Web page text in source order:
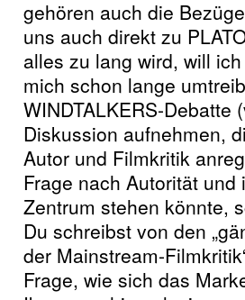
gehören auch die
uns auch direkt zu
alles zu lang wird, will
mich schon lange
WINDTALKERS-
Diskussion aufnehmen,
Autor und Filmkritik
Frage nach Autorität
Zentrum stehen könnte,
Du schreibst von den
der Mainstream-
Frage, wie sich das